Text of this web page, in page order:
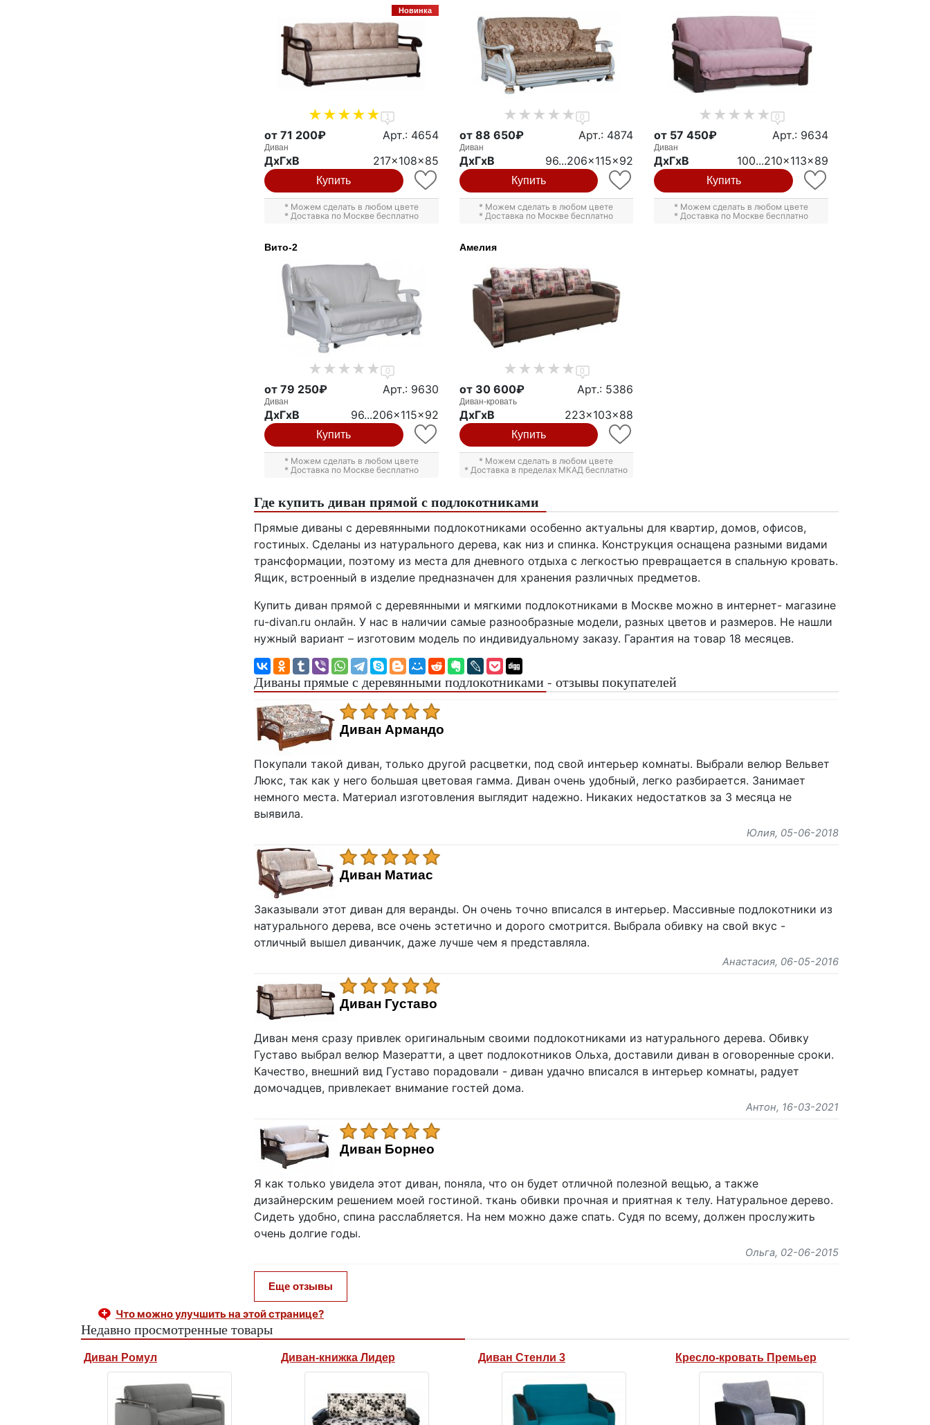
Новинка
1
от 71 200₽ Арт.: 4654
Диван
ДxГxВ 217x108x85
Купить
* Можем сделать в любом цвете
* Доставка по Москве бесплатно
0
от 88 650₽ Арт.: 4874
Диван
ДxГxВ 96...206x115x92
Купить
* Можем сделать в любом цвете
* Доставка по Москве бесплатно
0
от 57 450₽ Арт.: 9634
Диван
ДxГxВ 100...210x113x89
Купить
* Можем сделать в любом цвете
* Доставка по Москве бесплатно
Вито-2
0
от 79 250₽ Арт.: 9630
Диван
ДxГxВ 96...206x115x92
Купить
* Можем сделать в любом цвете
* Доставка по Москве бесплатно
Амелия
0
от 30 600₽ Арт.: 5386
Диван-кровать
ДxГxВ 223x103x88
Купить
* Можем сделать в любом цвете
* Доставка в пределах МКАД бесплатно
Где купить диван прямой с подлокотниками
Прямые диваны с деревянными подлокотниками особенно актуальны для квартир, домов, офисов,
гостиных. Сделаны из натурального дерева, как низ и спинка. Конструкция оснащена разными видами
трансформации, поэтому из места для дневного отдыха с легкостью превращается в спальную кровать.
Ящик, встроенный в изделие предназначен для хранения различных предметов.
Купить диван прямой с деревянными и мягкими подлокотниками в Москве можно в интернет- магазине
ru-divan.ru онлайн. У нас в наличии самые разнообразные модели, разных цветов и размеров. Не нашли
нужный вариант – изготовим модель по индивидуальному заказу. Гарантия на товар 18 месяцев.
Диваны прямые с деревянными подлокотниками - отзывы покупателей
Диван Армандо
Покупали такой диван, только другой расцветки, под свой интерьер комнаты. Выбрали велюр Вельвет
Люкс, так как у него большая цветовая гамма. Диван очень удобный, легко разбирается. Занимает
немного места. Материал изготовления выглядит надежно. Никаких недостатков за 3 месяца не
выявила.
Юлия, 05-06-2018
Диван Матиас
Заказывали этот диван для веранды. Он очень точно вписался в интерьер. Массивные подлокотники из
натурального дерева, все очень эстетично и дорого смотрится. Выбрала обивку на свой вкус -
отличный вышел диванчик, даже лучше чем я представляла.
Анастасия, 06-05-2016
Диван Густаво
Диван меня сразу привлек оригинальным своими подлокотниками из натурального дерева. Обивку
Густаво выбрал велюр Мазератти, а цвет подлокотников Ольха, доставили диван в оговоренные сроки.
Качество, внешний вид Густаво порадовали - диван удачно вписался в интерьер комнаты, радует
домочадцев, привлекает внимание гостей дома.
Антон, 16-03-2021
Диван Борнео
Я как только увидела этот диван, поняла, что он будет отличной полезной вещью, а также
дизайнерским решением моей гостиной. ткань обивки прочная и приятная к телу. Натуральное дерево.
Сидеть удобно, спина расслабляется. На нем можно даже спать. Судя по всему, должен прослужить
очень долгие годы.
Ольга, 02-06-2015
Еще отзывы
Что можно улучшить на этой странице?
Недавно просмотренные товары
Диван Ромул Диван-книжка Лидер Диван Стенли 3 Кресло-кровать Премьер